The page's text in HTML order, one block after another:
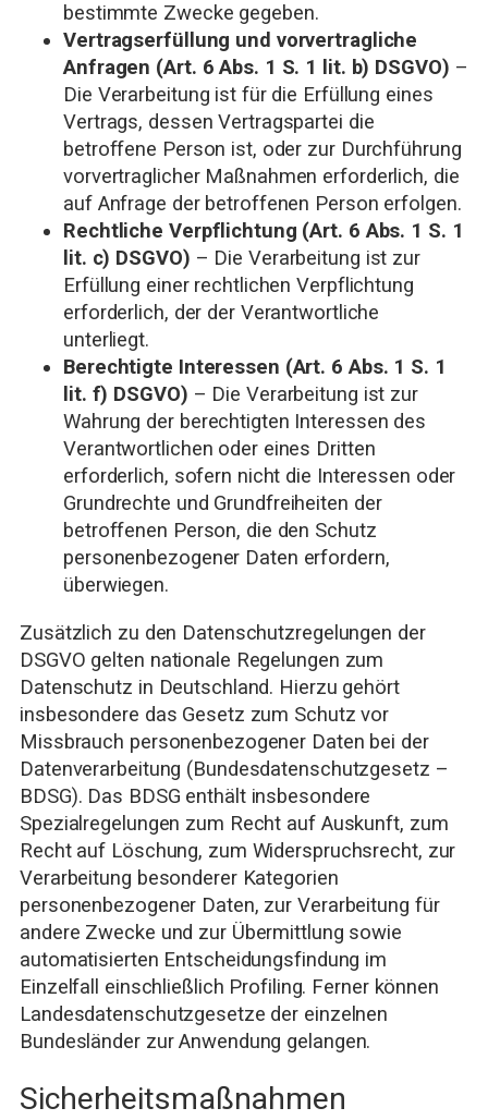
bestimmte Zwecke gegeben.
Vertragserfüllung und vorvertragliche
Anfragen (Art. 6 Abs. 1 S. 1 lit. b) DSGVO) –
Die Verarbeitung ist für die Erfüllung eines
Vertrags, dessen Vertragspartei die
betroffene Person ist, oder zur Durchführung
vorvertraglicher Maßnahmen erforderlich, die
auf Anfrage der betroffenen Person erfolgen.
Rechtliche Verpflichtung (Art. 6 Abs. 1 S. 1
lit. c) DSGVO) – Die Verarbeitung ist zur
Erfüllung einer rechtlichen Verpflichtung
erforderlich, der der Verantwortliche
unterliegt.
Berechtigte Interessen (Art. 6 Abs. 1 S. 1
lit. f) DSGVO) – Die Verarbeitung ist zur
Wahrung der berechtigten Interessen des
Verantwortlichen oder eines Dritten
erforderlich, sofern nicht die Interessen oder
Grundrechte und Grundfreiheiten der
betroffenen Person, die den Schutz
personenbezogener Daten erfordern,
überwiegen.
Zusätzlich zu den Datenschutzregelungen der
DSGVO gelten nationale Regelungen zum
Datenschutz in Deutschland. Hierzu gehört
insbesondere das Gesetz zum Schutz vor
Missbrauch personenbezogener Daten bei der
Datenverarbeitung (Bundesdatenschutzgesetz –
BDSG). Das BDSG enthält insbesondere
Spezialregelungen zum Recht auf Auskunft, zum
Recht auf Löschung, zum Widerspruchsrecht, zur
Verarbeitung besonderer Kategorien
personenbezogener Daten, zur Verarbeitung für
andere Zwecke und zur Übermittlung sowie
automatisierten Entscheidungsfindung im
Einzelfall einschließlich Profiling. Ferner können
Landesdatenschutzgesetze der einzelnen
Bundesländer zur Anwendung gelangen.
Sicherheitsmaßnahmen